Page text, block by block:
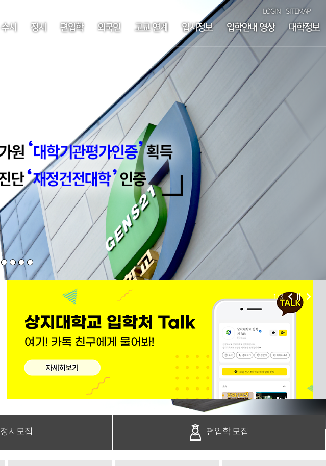
LOGIN SITEMAP
수시 정시 편입학 외국인 고교 연계 입시정보 입학안내 영상 대학정보
1/3
정시모집 편입학 모집